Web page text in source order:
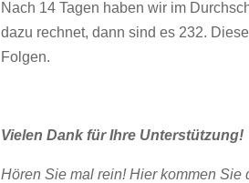
Nach 14 Tagen haben wir im
dazu rechnet, dann sind es 232.
Folgen.
Vielen Dank für Ihre Unterstützung!
Hören Sie mal rein! Hier kommen Sie